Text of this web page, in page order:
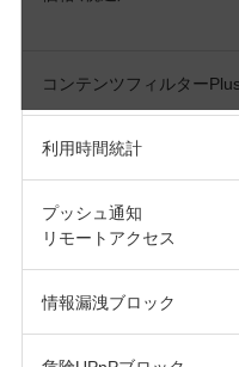
コンテンツフィルターPlus
利用時間統計
プッシュ通知
リモートアクセス
情報漏洩ブロック